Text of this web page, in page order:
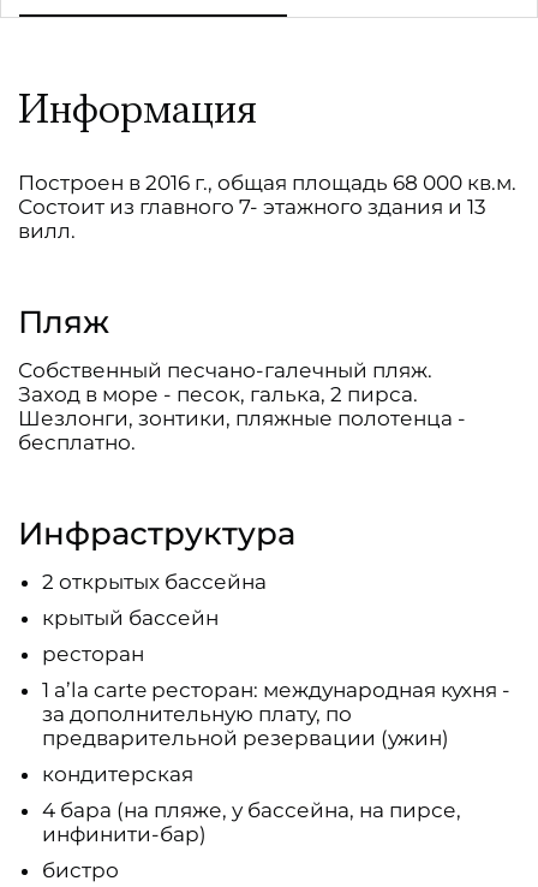
Информация
Построен в 2016 г., общая площадь 68 000 кв.м.
Состоит из главного 7- этажного здания и 13
вилл.
Пляж
Собственный песчано-галечный пляж.
Заход в море - песок, галька, 2 пирса.
Шезлонги, зонтики, пляжные полотенца -
бесплатно.
Инфраструктура
2 открытых бассейна
крытый бассейн
ресторан
1 a’la carte ресторан: международная кухня -
за дополнительную плату, по
предварительной резервации (ужин)
кондитерская
4 бара (на пляже, у бассейна, на пирсе,
инфинити-бар)
бистро